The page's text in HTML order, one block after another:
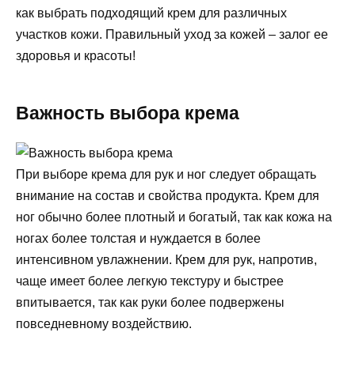
как выбрать подходящий крем для различных
участков кожи. Правильный уход за кожей – залог ее
здоровья и красоты!
Важность выбора крема
При выборе крема для рук и ног следует обращать
внимание на состав и свойства продукта. Крем для
ног обычно более плотный и богатый, так как кожа на
ногах более толстая и нуждается в более
интенсивном увлажнении. Крем для рук, напротив,
чаще имеет более легкую текстуру и быстрее
впитывается, так как руки более подвержены
повседневному воздействию.